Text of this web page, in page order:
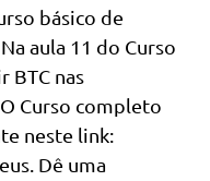
básico de
aula 11 do Curso
BTC nas
Curso completo
neste link:
Dê uma